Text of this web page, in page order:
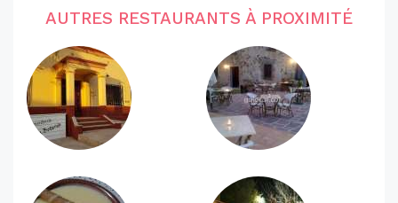
AUTRES RESTAURANTS À PROXIMITÉ